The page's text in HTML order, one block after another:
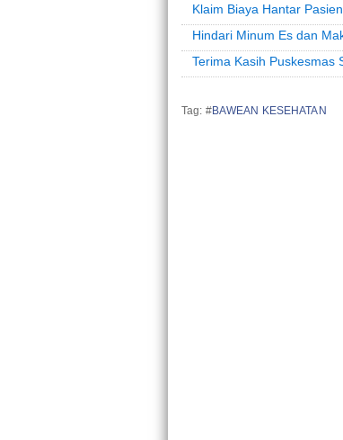
Klaim Biaya Hantar
Hindari Minum Es dan
Terima Kasih Puskesmas
Tag: #BAWEAN KESEHATAN